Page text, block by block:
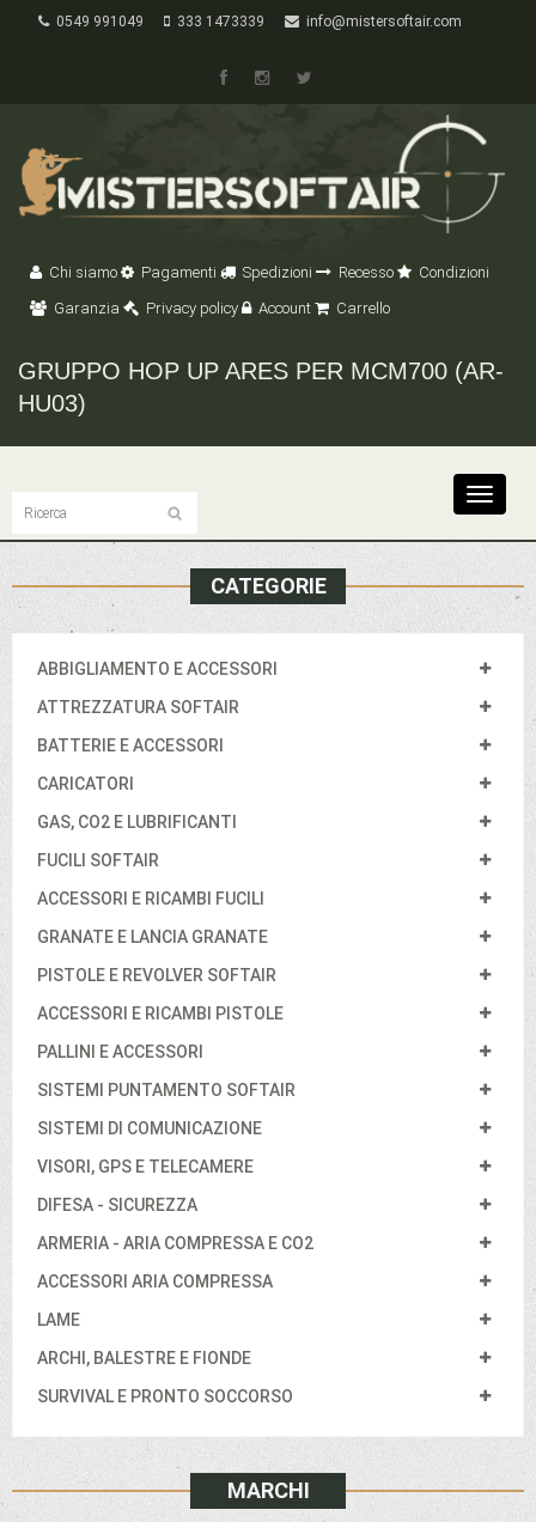
0549 991049 333 1473339 info@mistersoftair.com
Chi siamo Pagamenti Spedizioni Recesso
Condizioni
Garanzia
Privacy policy Account Carrello
GRUPPO HOP UP ARES PER MCM700 (AR-
HU03)
Toggle
CATEGORIE
ABBIGLIAMENTO E ACCESSORI
ATTREZZATURA SOFTAIR
BATTERIE E ACCESSORI
CARICATORI
GAS, CO2 E LUBRIFICANTI
FUCILI SOFTAIR
ACCESSORI E RICAMBI FUCILI
GRANATE E LANCIA GRANATE
PISTOLE E REVOLVER SOFTAIR
ACCESSORI E RICAMBI PISTOLE
PALLINI E ACCESSORI
SISTEMI PUNTAMENTO SOFTAIR
SISTEMI DI COMUNICAZIONE
VISORI, GPS E TELECAMERE
DIFESA - SICUREZZA
ARMERIA - ARIA COMPRESSA E CO2
ACCESSORI ARIA COMPRESSA
LAME
ARCHI, BALESTRE E FIONDE
SURVIVAL E PRONTO SOCCORSO
MARCHI